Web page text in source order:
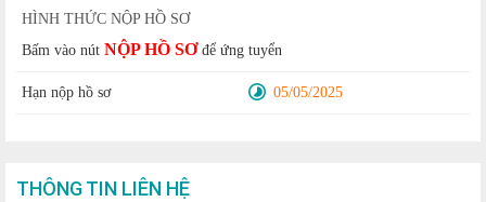
HÌNH THỨC NỘP HỒ SƠ
Bấm vào nút NỘP HỒ SƠđể ứng tuyển
Hạn nộp hồ sơ 05/05/2025
THÔNG TIN LIÊN HỆ